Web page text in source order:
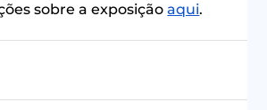
sobre a exposição aqui.